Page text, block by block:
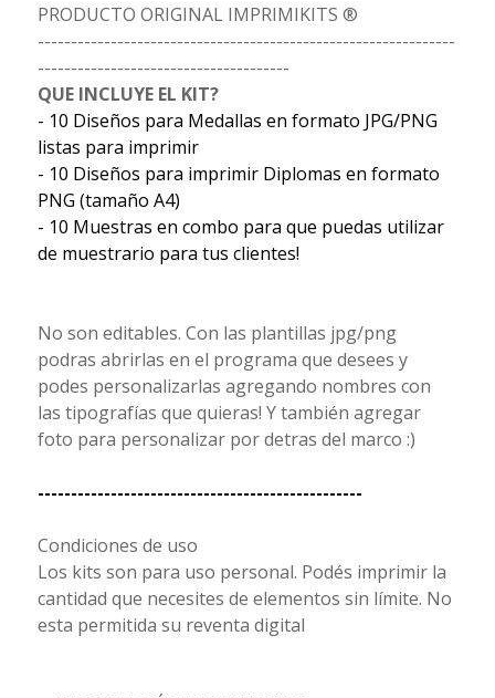
PRODUCTO ORIGINAL IMPRIMIKITS ®
---------------------------------------------------------------
--------------------------------------
QUE INCLUYE EL KIT?
- 10 Diseños para Medallas en formato JPG/PNG
listas para imprimir
- 10 Diseños para imprimir Diplomas en formato
PNG (tamaño A4)
- 10 Muestras en combo para que puedas utilizar
de muestrario para tus clientes!
No son editables. Con las plantillas jpg/png
podras abrirlas en el programa que desees y
podes personalizarlas agregando nombres con
las tipografías que quieras! Y también agregar
foto para personalizar por detras del marco :)
-------------------------------------------------
Condiciones de uso
Los kits son para uso personal. Podés imprimir la
cantidad que necesites de elementos sin límite. No
esta permitida su reventa digital